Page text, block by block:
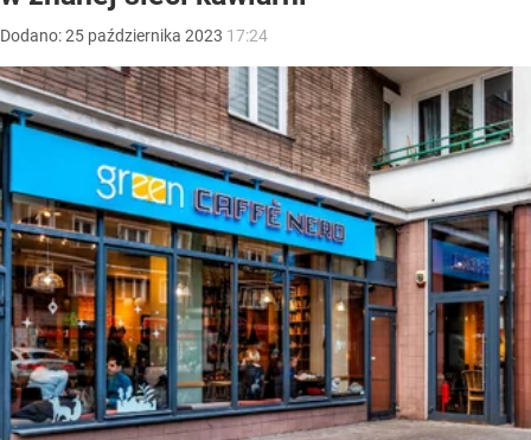
Dodano:25 października 2023 17:24